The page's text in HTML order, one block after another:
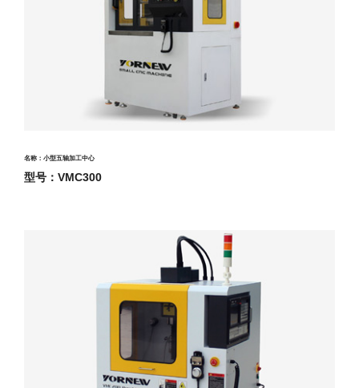
名称：小型五轴加工中心
型号：VMC300